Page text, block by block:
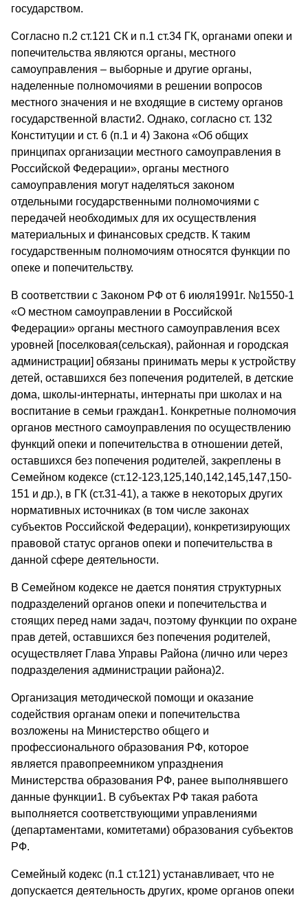
государством.
Согласно п.2 ст.121 СК и п.1 ст.34 ГК, органами опеки и
попечительства являются органы, местного
самоуправления – выборные и другие органы,
наделенные полномочиями в решении вопросов
местного значения и не входящие в систему органов
государственной власти2. Однако, согласно ст. 132
Конституции и ст. 6 (п.1 и 4) Закона «Об общих
принципах организации местного самоуправления в
Российской Федерации», органы местного
самоуправления могут наделяться законом
отдельными государственными полномочиями с
передачей необходимых для их осуществления
материальных и финансовых средств. К таким
государственным полномочиям относятся функции по
опеке и попечительству.
В соответствии с Законом РФ от 6 июля1991г. №1550-1
«О местном самоуправлении в Российской
Федерации» органы местного самоуправления всех
уровней [поселковая(сельская), районная и городская
администрации] обязаны принимать меры к устройству
детей, оставшихся без попечения родителей, в детские
дома, школы-интернаты, интернаты при школах и на
воспитание в семьи граждан1. Конкретные полномочия
органов местного самоуправления по осуществлению
функций опеки и попечительства в отношении детей,
оставшихся без попечения родителей, закреплены в
Семейном кодексе (ст.12-123,125,140,142,145,147,150-
151 и др.), в ГК (ст.31-41), а также в некоторых других
нормативных источниках (в том числе законах
субъектов Российской Федерации), конкретизирующих
правовой статус органов опеки и попечительства в
данной сфере деятельности.
В Семейном кодексе не дается понятия структурных
подразделений органов опеки и попечительства и
стоящих перед нами задач, поэтому функции по охране
прав детей, оставшихся без попечения родителей,
осуществляет Глава Управы Района (лично или через
подразделения администрации района)2.
Организация методической помощи и оказание
содействия органам опеки и попечительства
возложены на Министерство общего и
профессионального образования РФ, которое
является правопреемником упразднения
Министерства образования РФ, ранее выполнявшего
данные функции1. В субъектах РФ такая работа
выполняется соответствующими управлениями
(департаментами, комитетами) образования субъектов
РФ.
Семейный кодекс (п.1 ст.121) устанавливает, что не
допускается деятельность других, кроме органов опеки